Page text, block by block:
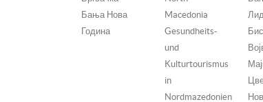
Бања Нова
Година
Macedonia
Gesundheits-
und
Kulturtourismus
in
Nordmazedonien